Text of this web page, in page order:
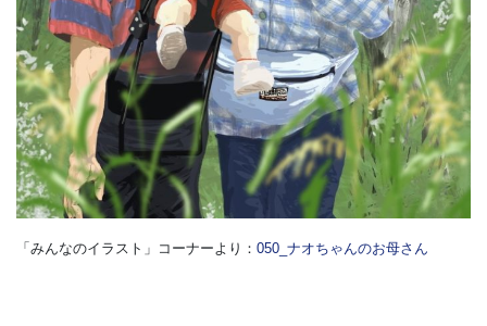
「みんなのイラスト」コーナーより： 050_ナオちゃんのお母さん